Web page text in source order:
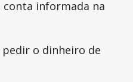
informada na
o dinheiro de